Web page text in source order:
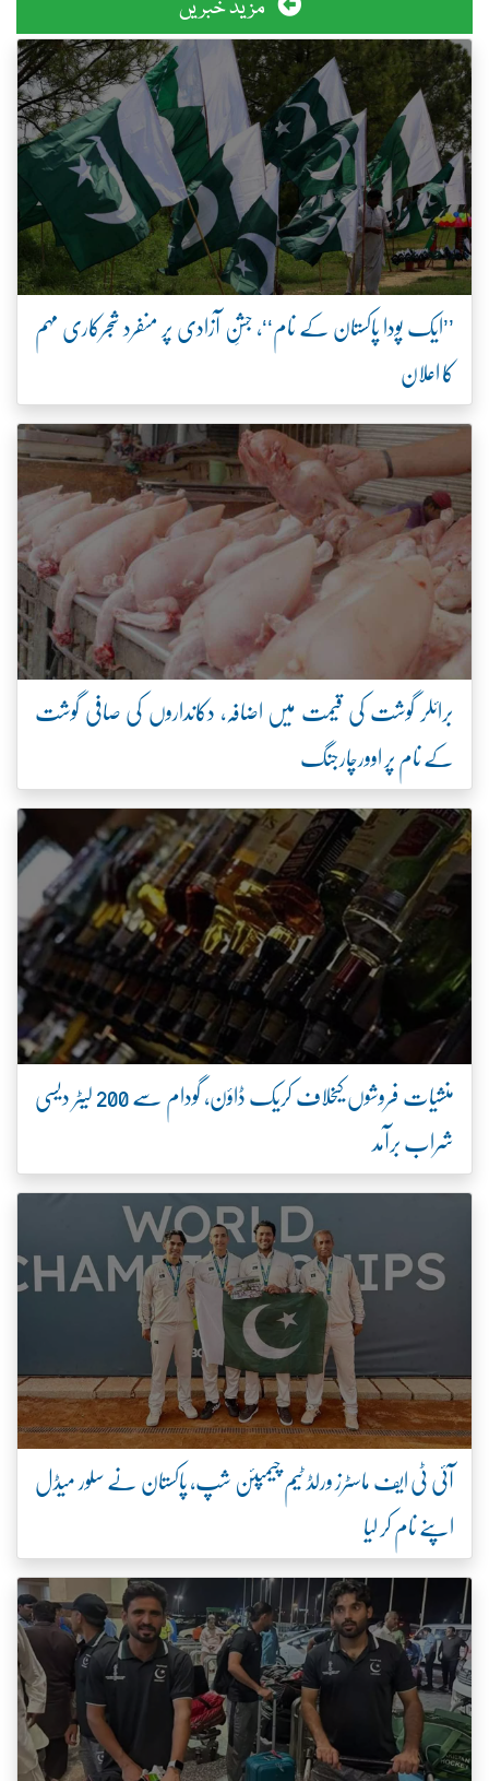
مزید خبریں
’’ایک پودا پاکستان کے نام‘‘، جشنِ آزادی پر منفرد شجرکاری مہم
کا اعلان
برائلر گوشت کی قیمت میں اضافہ، دکانداروں کی صافی گوشت
کے نام پر اوورچارجنگ
منشیات فروشوں کیخلاف کریک ڈاؤن، گودام سے 200 لیٹر دیسی
شراب برآمد
آئی ٹی ایف ماسٹرز ورلڈ ٹیم چیمپئن شپ، پاکستان نے سلور میڈل
اپنے نام کر لیا